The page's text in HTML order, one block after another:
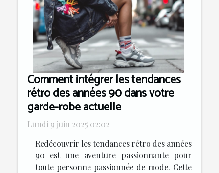
Comment intégrer les tendances
rétro des années 90 dans votre
garde-robe actuelle
Lundi 9 juin 2025 02:02
Redécouvrir les tendances rétro des années
90 est une aventure passionnante pour
toute personne passionnée de mode. Cette